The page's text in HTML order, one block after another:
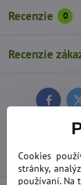
Recenzie 0
Recenzie
Cookies
stránky,
používaní. Na